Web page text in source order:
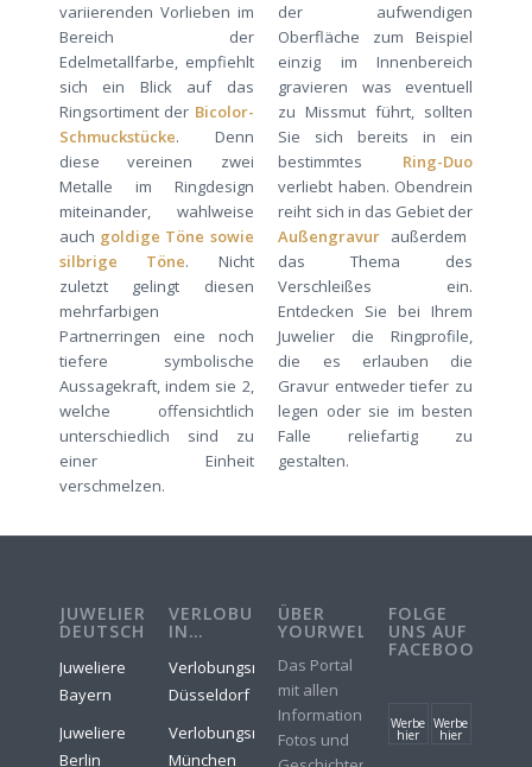
variierenden Vorlieben im
Bereich der
Edelmetallfarbe, empfiehlt
sich ein Blick auf das
Ringsortiment der Bicolor-
Schmuckstücke. Denn
diese vereinen zwei
Metalle im Ringdesign
miteinander, wahlweise
auch goldige Töne sowie
silbrige Töne. Nicht
zuletzt gelingt diesen
mehrfarbigen
Partnerringen eine noch
tiefere symbolische
Aussagekraft, indem sie 2,
welche offensichtlich
unterschiedlich sind zu
einer Einheit
verschmelzen.
der aufwendigen
Oberfläche zum Beispiel
einzig im Innenbereich
gravieren was eventuell
zu Missmut führt, sollten
Sie sich bereits in ein
bestimmtes Ring-Duo
verliebt haben. Obendrein
reiht sich in das Gebiet der
Außengravur außerdem
das Thema des
Verschleißes ein.
Entdecken Sie bei Ihrem
Juwelier die Ringprofile,
die es erlauben die
Gravur entweder tiefer zu
legen oder sie im besten
Falle reliefartig zu
gestalten.
JUWELIERE
DEUTSCHLAND
Juweliere
Bayern
Juweliere
Berlin
VERLOBUNGSRINGE
IN…
Verlobungsringe
Düsseldorf
Verlobungsringe
München
ÜBER
YOURWELER
Das Portal
mit allen
Informationen,
Fotos und
FOLGE
UNS AUF
FACEBOOK
Werbe
hier
Werbe
hier